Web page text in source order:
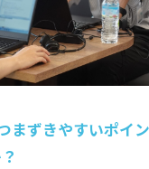
まずきやすいポイ